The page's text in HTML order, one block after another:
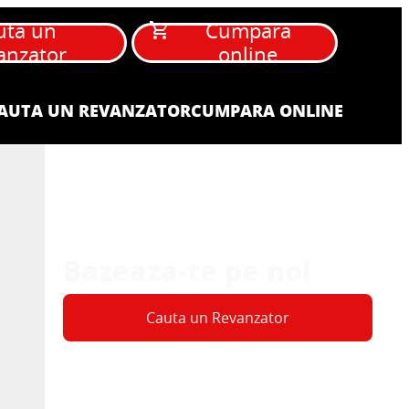
un
Cumpara
online
UN REVANZATORCUMPARA ONLINE
Cauta un Revanzator